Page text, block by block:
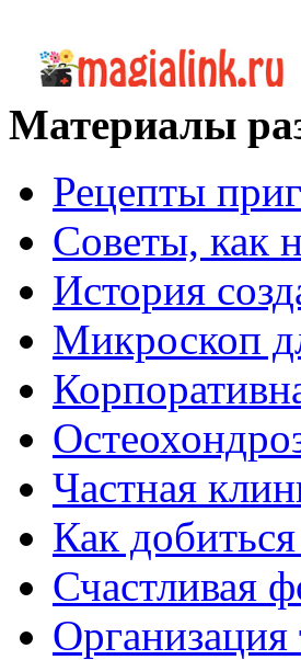
Материалы
Рецепты
Советы, как
История
Микроскоп
Частная
Как
Счастливая
Организация